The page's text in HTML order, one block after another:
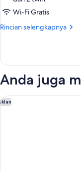
Triple
RoomWi-Fi Gratis
Rincian selengkapnya
Rincian
Triple
Anda juga
Iklan
citizenM Rome Isola